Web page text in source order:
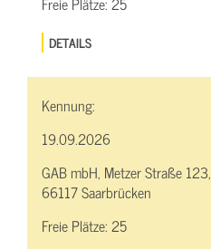
DETAILS
Kennung:
19.09.2026
GAB mbH, Metzer Straße 123,
66117 Saarbrücken
Freie Plätze:25